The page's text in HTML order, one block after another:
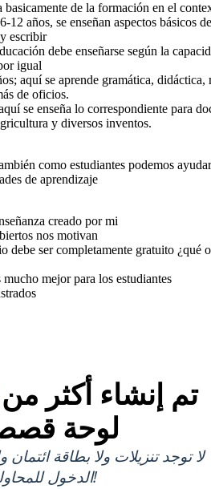
basicamente de la formación en el
12 años, se enseñan aspectos básicos
escribir
debe enseñarse según la
igual
aquí se aprende gramática, didáctica,
de oficios.
se enseña lo correspondiente para
y diversos inventos.
como estudiantes podemos
de aprendizaje
creado por mi
nos motivan
debe ser completamente gratuito ¿qué
mejor para los estudiantes
تم إنشاء أكثر من
لوحة
لا توجد تنزيلات ولا بطاقة
الدخول للمحاولة!